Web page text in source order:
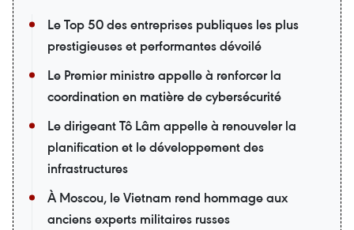
Le Top 50 des entreprises publiques les plus
prestigieuses et performantes dévoilé
Le Premier ministre appelle à renforcer la
coordination en matière de cybersécurité
Le dirigeant Tô Lâm appelle à renouveler la
planification et le développement des
infrastructures
À Moscou, le Vietnam rend hommage aux
anciens experts militaires russes